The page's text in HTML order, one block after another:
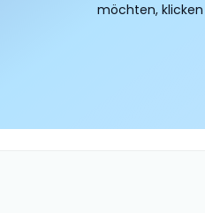
möchten,